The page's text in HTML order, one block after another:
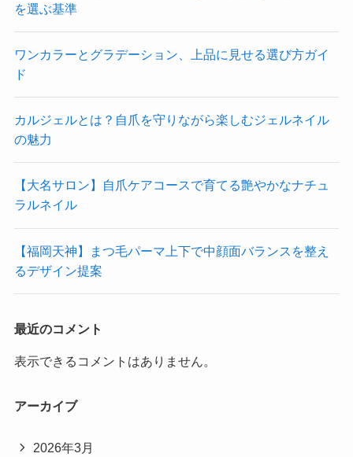
を選ぶ基準
ワンカラーとグラデーション、上品に見せる選び方ガイ
ド
カルジェルとは？自爪を守りながら楽しむジェルネイル
の魅力
【大名サロン】自爪ケアコースで育てる艶やかなナチュ
ラルネイル
【福岡天神】まつ毛パーマ上下で中顔面バランスを整え
るデザイン提案
最近のコメント
表示できるコメントはありません。
アーカイブ
2026年3月